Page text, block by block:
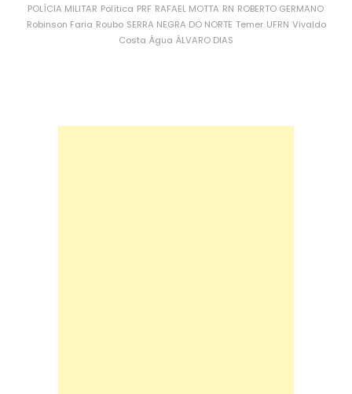
POLÍCIA MILITAR Política PRF RAFAEL MOTTA RN ROBERTO GERMANO
Robinson Faria Roubo SERRA NEGRA DO NORTE Temer UFRN Vivaldo
Costa Água ÁLVARO DIAS